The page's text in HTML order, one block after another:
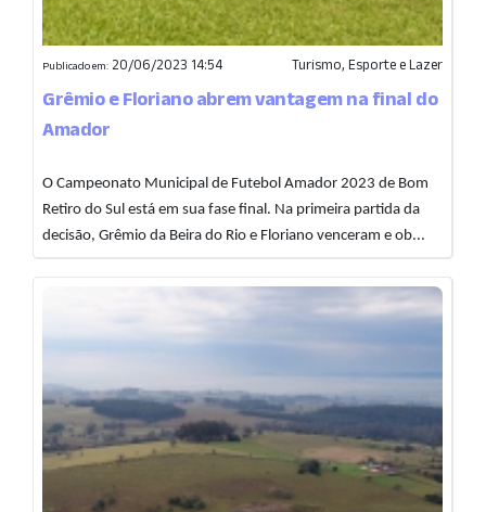
Publicado em: 20/06/2023 14:54 Turismo, Esporte e Lazer
Grêmio e Floriano abrem vantagem na final do
Amador
O Campeonato Municipal de Futebol Amador 2023 de Bom
Retiro do Sul está em sua fase final. Na primeira partida da
decisão, Grêmio da Beira do Rio e Floriano venceram e ob...